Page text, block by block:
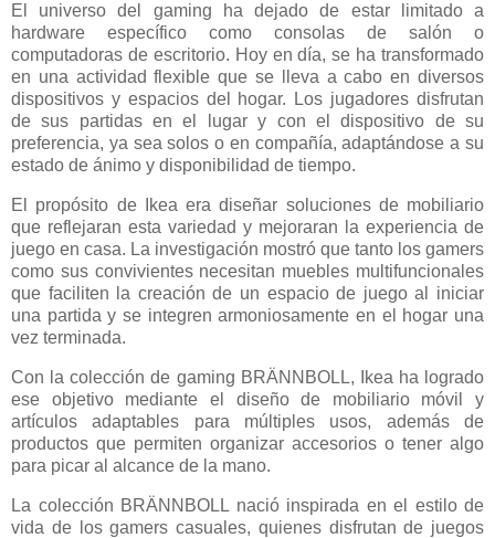
El universo del gaming ha dejado de estar limitado a
hardware específico como consolas de salón o
computadoras de escritorio. Hoy en día, se ha transformado
en una actividad flexible que se lleva a cabo en diversos
dispositivos y espacios del hogar. Los jugadores disfrutan
de sus partidas en el lugar y con el dispositivo de su
preferencia, ya sea solos o en compañía, adaptándose a su
estado de ánimo y disponibilidad de tiempo.
El propósito de Ikea era diseñar soluciones de mobiliario
que reflejaran esta variedad y mejoraran la experiencia de
juego en casa. La investigación mostró que tanto los gamers
como sus convivientes necesitan muebles multifuncionales
que faciliten la creación de un espacio de juego al iniciar
una partida y se integren armoniosamente en el hogar una
vez terminada.
Con la colección de gaming BRÄNNBOLL, Ikea ha logrado
ese objetivo mediante el diseño de mobiliario móvil y
artículos adaptables para múltiples usos, además de
productos que permiten organizar accesorios o tener algo
para picar al alcance de la mano.
La colección BRÄNNBOLL nació inspirada en el estilo de
vida de los gamers casuales, quienes disfrutan de juegos